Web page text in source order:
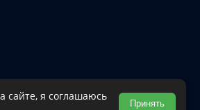
округа.
сайте, я соглашаюсь
Принять